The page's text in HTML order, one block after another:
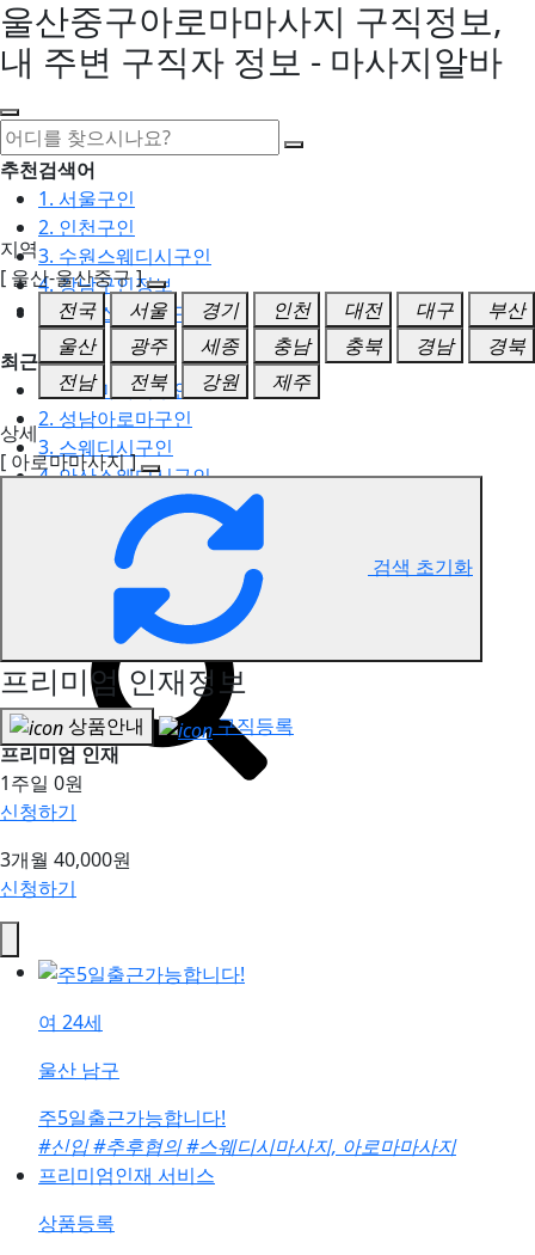
울산중구아로마마사지 구직정보,
내 주변 구직자 정보 - 마사지알바
추천검색어
1. 서울구인
2. 인천구인
3. 수원스웨디시구인
4. 강남구인정보
5. 동탄스웨디시구인
최근검색어
1. 일산마사지구인
2. 성남아로마구인
3. 스웨디시구인
4. 안산스웨디시구인
5. 아로마구인
울산중구 아로마마사지 구직정보
지역
[ 울산-울산중구 ]
전국
서울 경기 인천 대전 대구
부산
울산
광주 세종 충남 충북 경남
경북
전남
전북 강원
제주
상세
[ 아로마마사지 ]
검색 초기화
프리미엄 인재정보
상품안내
구직등록
프리미엄 인재
1주일 0원
신청하기
3개월 40,000원
신청하기
여 24세
울산 남구
주5일출근가능합니다!
#신입#추후협의#스웨디시마사지, 아로마마사지
프리미엄인재 서비스
상품등록